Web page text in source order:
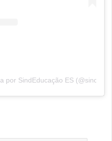
por SindEducação ES